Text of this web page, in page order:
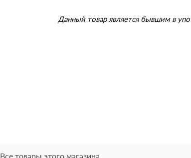
Данный товар является бывшим в
Все товары этого магазина